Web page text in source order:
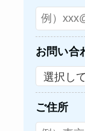
お問い合
ご住所